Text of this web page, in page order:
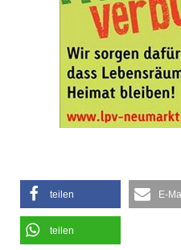
teilen E-
teilen